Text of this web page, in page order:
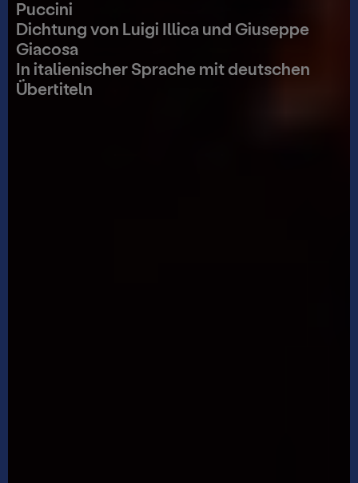
Puccini
Dichtung von Luigi Illica und Giuseppe
Giacosa
In italienischer Sprache mit deutschen
Übertiteln